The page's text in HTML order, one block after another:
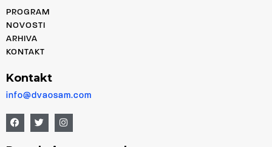
PROGRAM
NOVOSTI
ARHIVA
KONTAKT
Kontakt
info@dvaosam.com